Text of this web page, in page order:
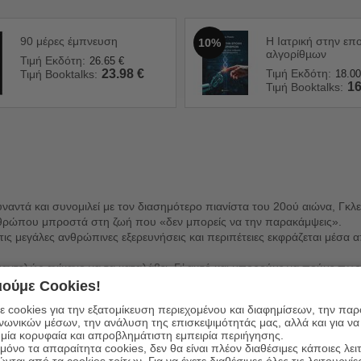
90 μέρες έμπνευση
Τιμή Εκδότη: 26.65 €
Τιμή Booktalks: 23.98 €
10%
Η Ιατρική στην
αλγορίθµων
Τιμή Εκδότη: 18.00
Τιμή Booktalks:
και συνομιλεί με τον διασημότερο πιανίστα του 20ού αιώνα,
μπροστά στη ζωή που «δεν μπορείς να την παρακάμψεις».
ανθρώπινες εξερευνήσεις και περιπέτειες εκφράζεται
ανίκανο να τα καταλάβει. Γι’ αυτό και μπορούμε να πούμε
και εντελώς άκαρδο.
και σαν σαμάνος, προσπαθώντας, πρώτα από όλα, να
να μην βοηθούν πάντα, αλίμονο όμως αν δεν υπήρχαν. Μόνο
Cookies!
cookies για την εξατομίκευση περιεχομένου και διαφημίσεων, την
μέσων, την ανάλυση της επισκεψιμότητάς μας, αλλά και για
κορυφαία και απροβλημάτιστη εμπειρία περιήγησης.
τα απαραίτητα cookies, δεν θα είναι πλέον διαθέσιμες κάποιες